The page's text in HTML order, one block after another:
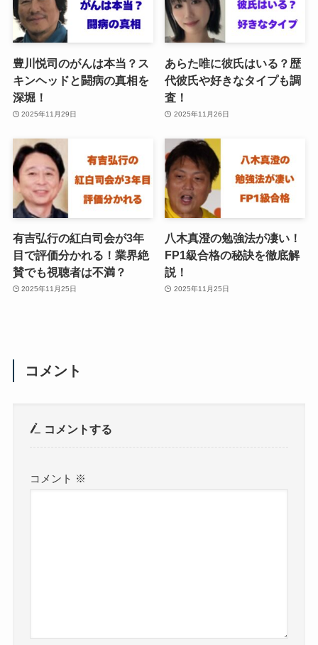
豊川悦司のがんは本当？ス
キンヘッドと闘病の真相を
深堀！
2025年11月29日
あらた唯に彼氏はいる？歴
代彼氏や好きなタイプも調
査！
2025年11月26日
有吉弘行の紅白司会が3年
目で評価分かれる！業界絶
賛でも視聴者は不満？
2025年11月25日
八木真澄の勉強法が凄い！
FP1級合格の秘訣を徹底解
説！
2025年11月25日
コメント
コメントする
コメント ※